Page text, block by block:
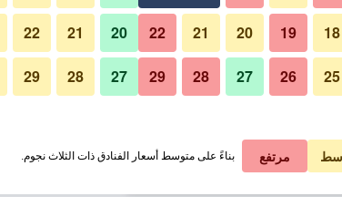
﷼ عرض الصفقة
﷼ عرض الصفقة
صور لـ باردولا ييلتون
18
19
20
21
22
25
26
27
28
29
20
21
22
27
28
29
مرتفع بناءً على متوسط أسعار الفنادق ذات الثلاث نجوم.